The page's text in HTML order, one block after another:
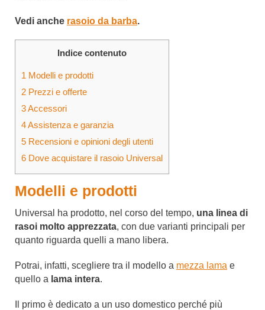
Vedi anche rasoio da barba.
Indice contenuto
1 Modelli e prodotti
2 Prezzi e offerte
3Accessori
4Assistenza e garanzia
5 Recensioni e opinioni degli utenti
6 Dove acquistare il rasoio Universal
Modelli e prodotti
Universal ha prodotto, nel corso del tempo, una linea di
rasoi molto apprezzata, con due varianti principali per
quanto riguarda quelli a mano libera.
Potrai, infatti, scegliere tra il modello a mezza lama e
quello a lama intera.
Il primo è dedicato a un uso domestico perché più